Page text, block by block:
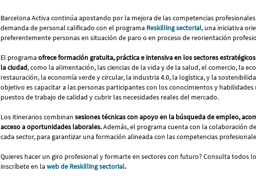
Barcelona Activa continúa apostando por la mejora de las competencias
demanda de personal calificado con el programa Reskilling sectorial, una iniciativa
preferentemente personas en situación de paro o en proceso de reorientación
El programa ofrece formación gratuita, práctica e intensiva en los sectores
la ciudad, como la alimentación, las ciencias de la vida y de la salud, el comercio, la
restauración, la economía verde y circular, la industria 4.0, la logística, y la
objetivo es capacitar a las personas participantes con los conocimientos y habilidades
puestos de trabajo de calidad y cubrir las necesidades reales del mercado.
Los itinerarios combinan sesiones técnicas con apoyo en la búsqueda de empleo,
acceso a oportunidades laborales.Además, el programa cuenta con la colaboración
cada sector, para garantizar una formación alineada con las competencias
Quieres hacer un giro profesional y formarte en sectores con futuro? Consulta todos
inscríbete en la web de Reskilling sectorial.